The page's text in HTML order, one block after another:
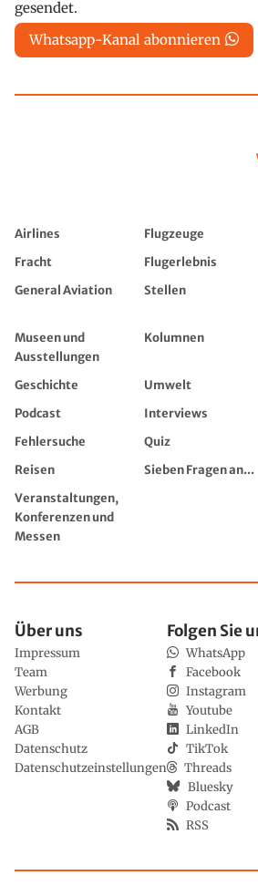
gesendet.
Whatsapp-Kanal abonnieren
Airlines Flugzeuge
Fracht
Flugerlebnis
General Aviation
Stellen
Museen und
Ausstellungen
Kolumnen
Geschichte Umwelt
Podcast
Interviews
Fehlersuche
Quiz
Reisen
Sieben Fragen an...
Veranstaltungen,
Konferenzen und
Messen
Über uns
Impressum
Team
Werbung
Kontakt
AGB
Datenschutz
Datenschutzeinstellungen
Folgen Sie
WhatsApp
Facebook
Instagram
Youtube
LinkedIn
TikTok
Threads
Bluesky
Podcast
RSS